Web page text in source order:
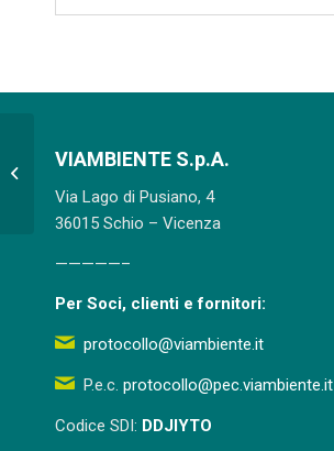
VIAMBIENTE S.p.A.
Via Lago di Pusiano, 4
36015 Schio – Vicenza
—————–
Per Soci, clienti e fornitori:
protocollo@viambiente.it
P.e.c. protocollo@pec.viambiente.it
Codice SDI: DDJIYTO
Appalto servizio di controllo annuale